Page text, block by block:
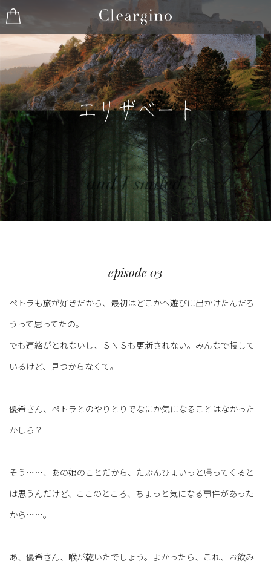
episode 03
ペトラも旅が好きだから、最初はどこかへ遊びに出かけたんだろ
うって思ってたの。
でも連絡がとれないし、ＳＮＳも更新されない。みんなで捜して
いるけど、見つからなくて。
優希さん、ペトラとのやりとりでなにか気になることはなかった
かしら？
そう……、あの娘のことだから、たぶんひょいっと帰ってくると
は思うんだけど、ここのところ、ちょっと気になる事件があった
から……。
あ、優希さん、喉が乾いたでしょう。よかったら、これ、お飲み